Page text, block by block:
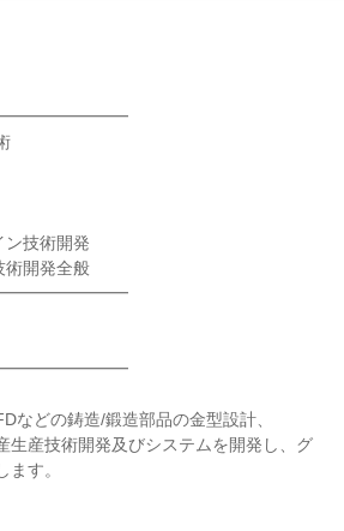
ン技術開発
術開発全般
などの鋳造/鍛造部品の金型設計、
生産技術開発及びシステムを開発し、グ
す。